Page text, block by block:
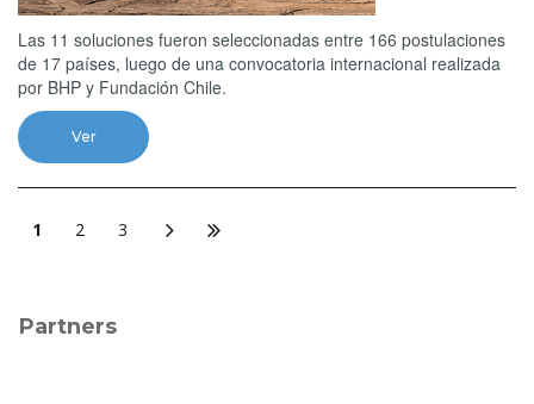
Las 11 soluciones fueron seleccionadas entre 166 postulaciones
de 17 países, luego de una convocatoria internacional realizada
por BHP y Fundación Chile.
Ver
1 2 3
Partners